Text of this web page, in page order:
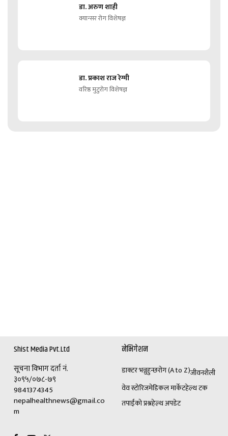
डा. अरुण शाही
क्यान्सर रोग विशेषज्ञ
डा. प्रकाश राज रेग्मी
वरिष्ठ मुटुरोग विशेषज्ञ
Shist Media Pvt.Ltd
सूचना विभाग दर्ता नं.
३०९५/०७८-७९
9841374345
nepalhealthnews@gmail.co
m
नेभिगेशन
डाक्टर भन्नुहुन्छरोग (A to Z)जीवनशैली
वेव स्टोरिजमेडिकल मार्केटहेल्थ टक
तपाईंको प्रश्नहेल्थ अपडेट